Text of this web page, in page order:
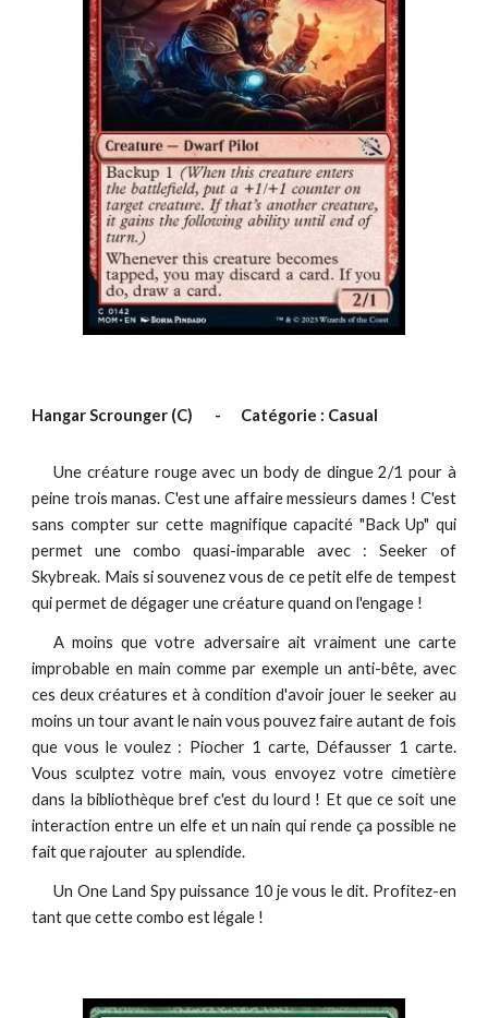
Hangar Scrounger (C) - Catégorie : Casual
Une créature rougeavec un body de dingue 2/1 pour à
peine trois manas. C'est une affaire messieurs dames ! C'est
sans compter sur cette magnifique capacité "Back Up" qui
permet une combo quasi-imparable avec : Seeker of
Skybreak. Mais si souvenez vous de ce petit elfe de tempest
qui permet de dégager une créature quand on l'engage !
A moins que votre adversaire ait vraiment une carte
improbable en main comme par exemple un anti-bête, avec
ces deux créatures et à condition d'avoir jouer le seeker au
moins un tour avant le nain vous pouvez faire autant de fois
que vous le voulez : Piocher 1 carte, Défausser 1 carte.
Vous sculptez votre main, vous envoyez votre cimetière
dans la bibliothèque bref c'est du lourd ! Et que ce soit une
interaction entre un elfe et un nain qui rende ça possible ne
fait que rajouter au splendide.
Un One Land Spy puissance 10 je vous le dit. Profitez-en
tant que cette combo est légale !